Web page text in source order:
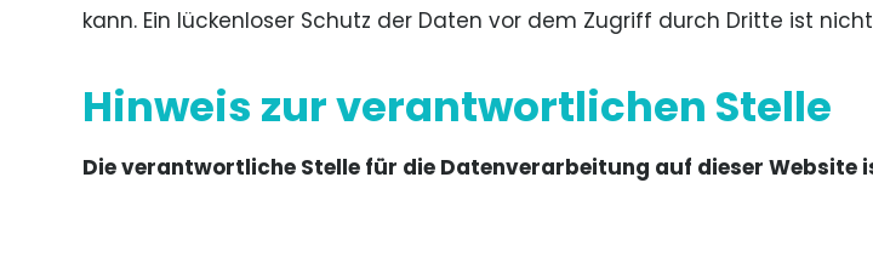
kann. Ein lückenloser Schutz der Daten vor dem Zugriff durch Dritte ist
Hinweis zur verantwortlichen Stelle
Die verantwortliche Stelle für die Datenverarbeitung auf dieser Website